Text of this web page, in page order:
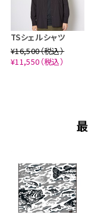
TSシェルシャツ
¥16,500（税込）
¥11,550（税込）